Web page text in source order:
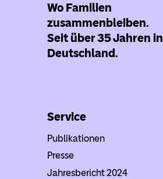
Wo Familien
zusammenbleiben.
Seit über 35 Jahren in
Deutschland.
Service
Publikationen
Presse
Jahresbericht 2024